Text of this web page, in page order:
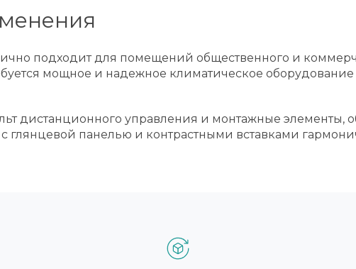
подходит для помещений общественного и
мощное и надежное климатическое
дистанционного управления и монтажные
глянцевой панелью и контрастными вставками